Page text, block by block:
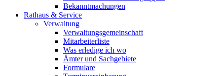
Bekanntmachungen
Rathaus & Service
Verwaltung
Verwaltungsgemeinschaft
Mitarbeiterliste
Was erledige ich wo
Ämter und Sachgebiete
Formulare